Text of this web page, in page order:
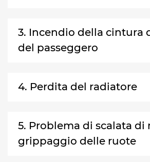
3. Incendio della cintura
del passeggero
4. Perdita del radiatore
5. Problema di scalata di
grippaggio delle ruote